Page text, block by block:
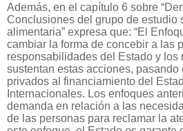
Además, en el capítulo 6 sobre
Conclusiones del grupo de estudio
alimentaria” expresa que: “El
cambiar la forma de concebir a las
responsabilidades del Estado y los
sustentan estas acciones,
privados al financiamiento del
Internacionales. Los enfoques
demanda en relación a las
de las personas para reclamar la